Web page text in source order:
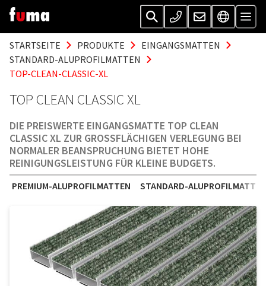
STARTSEITE PRODUKTE
EINGANGSMATTEN
STANDARD-ALUPROFILMATTEN
TOP-CLEAN-CLASSIC-XL
TOP CLEAN CLASSIC XL
DIE PREISWERTE EINGANGSMATTE TOP CLEAN
CLASSIC XL ZUR GROSSFLÄCHIGEN VERLEGUNG BEI N
ORMALER BEANSPRUCHUNG BIETET HOHE R
EINIGUNGSLEISTUNG FÜR KLEINE BUDGETS.
PREMIUM-ALUPROFILMATTEN STANDARD-ALUPROFILMATTEN